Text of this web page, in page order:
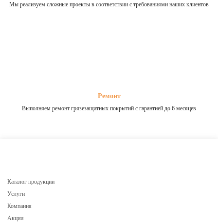
Мы реализуем сложные проекты в соответствии с требованиями наших клиентов
Ремонт
Выполняем ремонт грязезащитных покрытий с гарантией до 6 месяцев
Каталог продукции
Услуги
Компания
Акции